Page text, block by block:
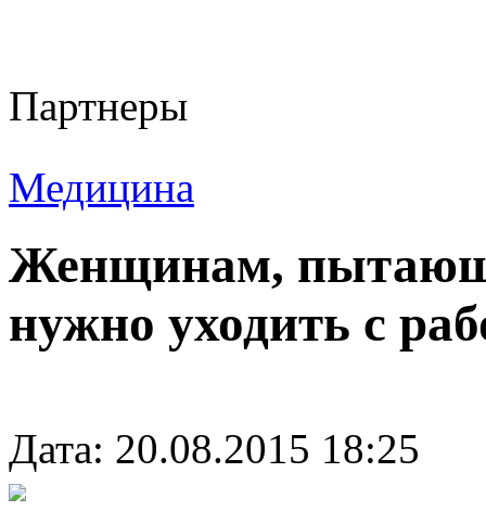
Партнеры
Медицина
Женщинам,
нужно уходить с
Дата: 20.08.2015 18:25